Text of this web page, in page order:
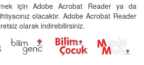
için Adobe Acrobat Reader ya da
olacaktır. Adobe Acrobat Reader
olarak indirebilirsiniz.